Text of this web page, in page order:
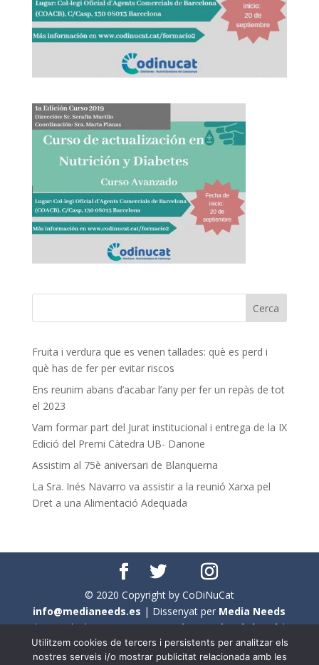
Fruita i verdura que es venen tallades: què es perd i
què has de fer per evitar riscos
Ens reunim abans d’acabar l’any per fer un repàs de tot
el 2023
Vam formar part del Jurat institucional i entrega de la IX
Edició del Premi Càtedra UB- Danone
Assistim al 75è aniversari de Blanquerna
La Sra. Inés Navarro va assistir a la reunió Xarxa pel
Dret a una Alimentació Adequada
© 2020 Copyright by CoDiNuCat
info@medianeeds.es | Dissenyat per Media Needs
| Tots els drets reservats aCoDiNuCat |Avís legal|
Avís per cookies
Utilitzem cookies de tercers i persistents per analitzar els
nostres serveis i/o mostrar publicitat relacionada amb les